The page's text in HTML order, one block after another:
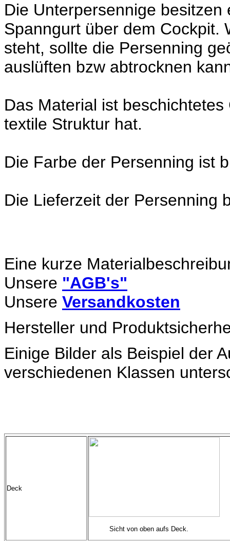
Die Unterpersennige
Spanngurt über dem Cockpit.
steht, sollte die Persenning
auslüften bzw abtrocknen
Das Material ist
textile Struktur hat.
Die Farbe der Persenning ist
Die Lieferzeit der Persenning
Eine kurze
Unsere "AGB's"
Unsere Versandkosten
Hersteller und
Einige Bilder als Beispiel der
verschiedenen Klassen
Deck
Sicht von oben aufs Deck.